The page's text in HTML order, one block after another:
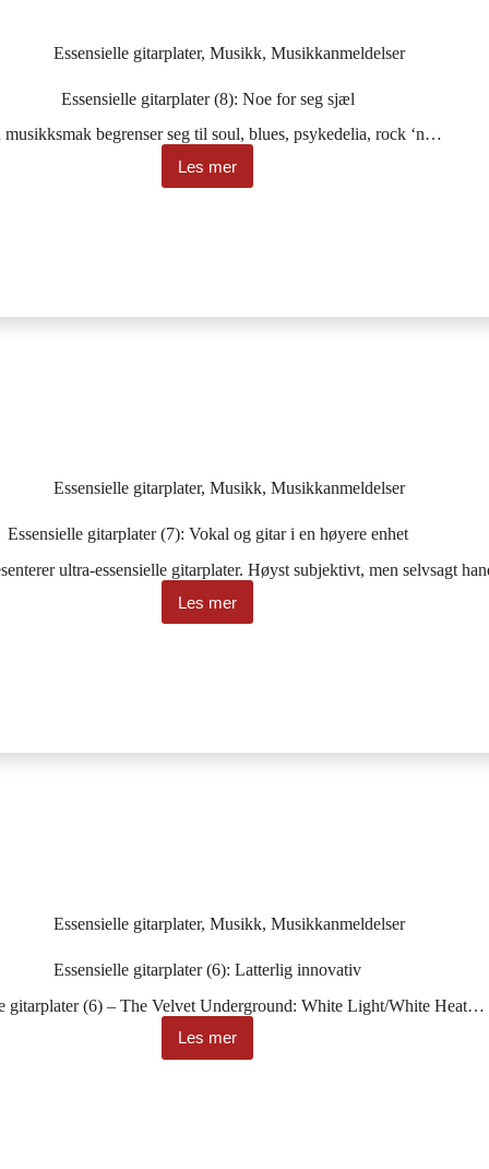
Essensielle gitarplater,Musikk,Musikkanmeldelser
Essensielle gitarplater (8): Noe for seg sjæl
begrenser seg til soul, blues, psykedelia, rock ‘n…
Les merEssensielle
gitarplater
Essensielle gitarplater,Musikk,Musikkanmeldelser
Essensielle gitarplater (7): Vokal og gitar i en høyere enhet
ultra-essensielle gitarplater. Høyst subjektivt, men selvsagt
Les merEssensielle
gitarplater
høyere
Essensielle gitarplater,Musikk,Musikkanmeldelser
Essensielle gitarplater (6): Latterlig innovativ
gitarplater (6) – The Velvet Underground: White Light/White Heat…
Les merEssensielle
gitarplater